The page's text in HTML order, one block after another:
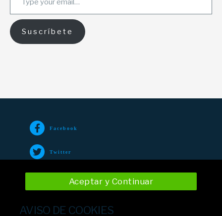
Suscríbete
Facebook
Twitter
AVISO DE COOKIES
Aceptar y Continuar